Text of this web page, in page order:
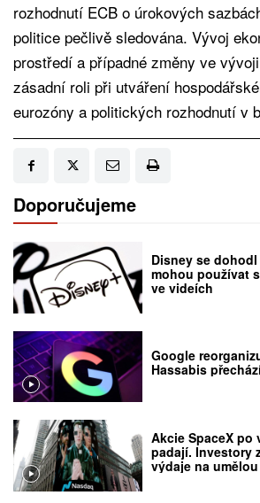
rozhodnutí ECB o úrokových
politice pečlivě sledována. Vývoj
prostředí a případné změny ve
zásadní roli při utváření
eurozóny a politických rozhodnutí v
Doporučujeme
Disney se
mohou používat
ve videích
Google
Hassabis
Akcie SpaceX
padají. Investory
výdaje na